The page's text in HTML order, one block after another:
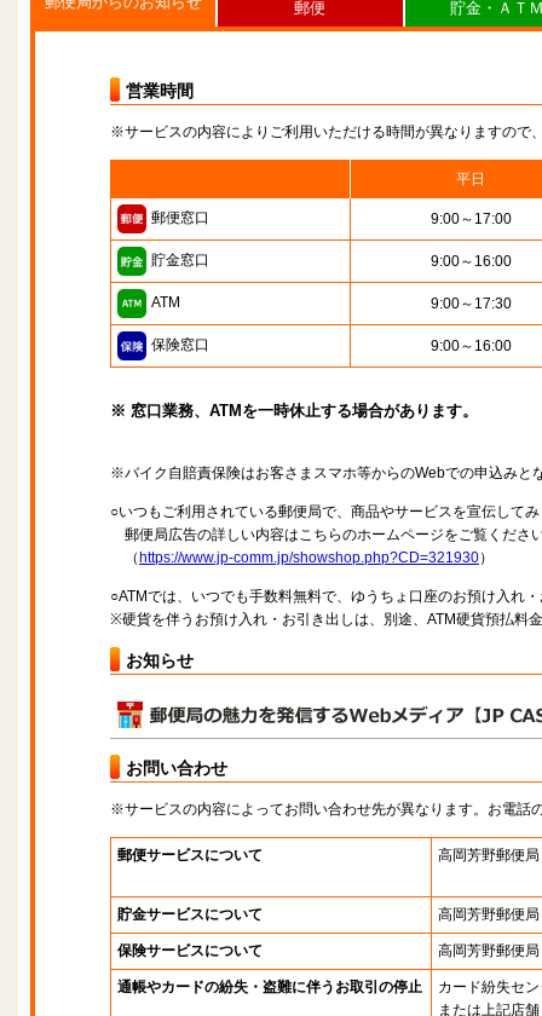
営業時間
※サービスの内容によりご利用いただける時間が異なりますので
平日
郵便窓口 9:00～17:00
貯金窓口 9:00～16:00
ATM 9:00～17:30
保険窓口 9:00～16:00
※ 窓口業務、ATMを一時休止する場合があります。
※バイク自賠責保険はお客さまスマホ等からのWebでの申込みと
○いつもご利用されている郵便局で、商品やサービスを宣伝して
郵便局広告の詳しい内容はこちらのホームページをご覧くださ
（ https://www.jp-comm.jp/showshop.php?CD=321930）
○ATMでは、いつでも手数料無料で、ゆうちょ口座のお預け入れ
※硬貨を伴うお預け入れ・お引き出しは、別途、ATM硬貨預払料
お知らせ
お問い合わせ
※サービスの内容によってお問い合わせ先が異なります。お電話
郵便サービスについて 高岡芳野郵便局
貯金サービスについて 高岡芳野郵便局
保険サービスについて 高岡芳野郵便局
通帳やカードの紛失・盗難に伴うお取引の停止
カード紛失セ
または上記店舗
郵便 貯金・ＡＴ